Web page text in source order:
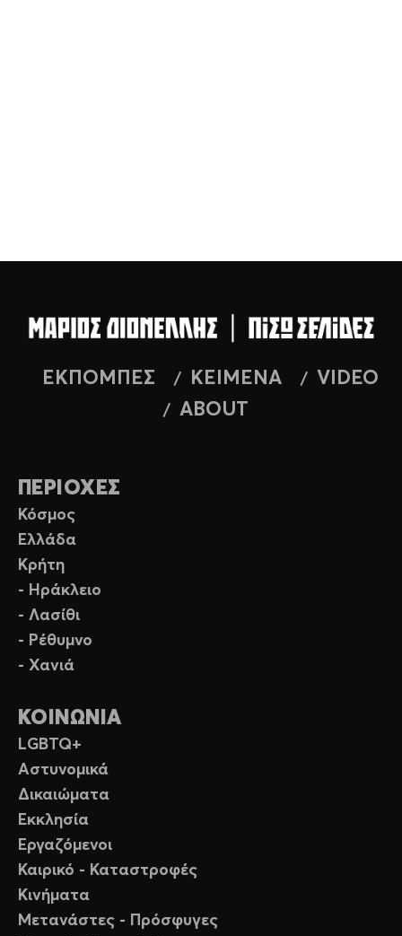
ΕΚΠΟΜΠΕΣ ΚΕΙΜΕΝΑ
VIDEO
ABOUT
ΠΕΡΙΟΧΕΣ
Κόσμος
Ελλάδα
Κρήτη
- Ηράκλειο
- Λασίθι
- Ρέθυμνο
- Χανιά
ΚΟΙΝΩΝΙΑ
LGBTQ+
Αστυνομικά
Δικαιώματα
Εκκλησία
Εργαζόμενοι
Καιρικό - Καταστροφές
Κινήματα
Μετανάστες - Πρόσφυγες